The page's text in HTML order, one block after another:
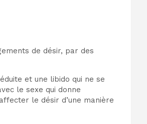
de désir, par des
et une libido qui ne se
le sexe qui donne
le désir d’une manière